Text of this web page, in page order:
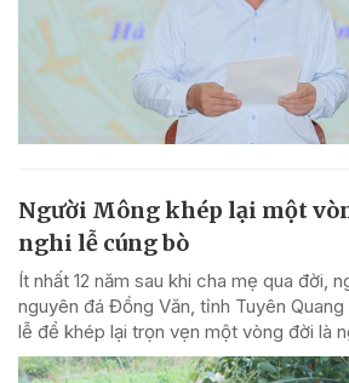
Người Mông khép lại một
nghi lễ cúng bò
Ít nhất 12 năm sau khi cha mẹ qua đời,
nguyên đá Đồng Văn, tỉnh Tuyên
lễ để khép lại trọn vẹn một vòng đời là